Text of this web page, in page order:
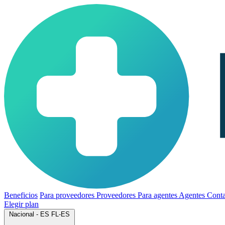
Beneficios Para proveedores Proveedores Para agentes Agentes
Elegir plan
Nacional - ES FL-ES